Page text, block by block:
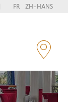
FR ZH-HANS